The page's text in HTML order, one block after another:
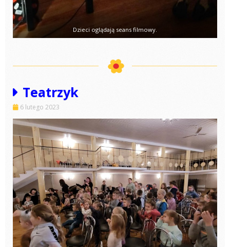
Dzieci oglądają seans filmowy.
Teatrzyk
6 lutego 2023